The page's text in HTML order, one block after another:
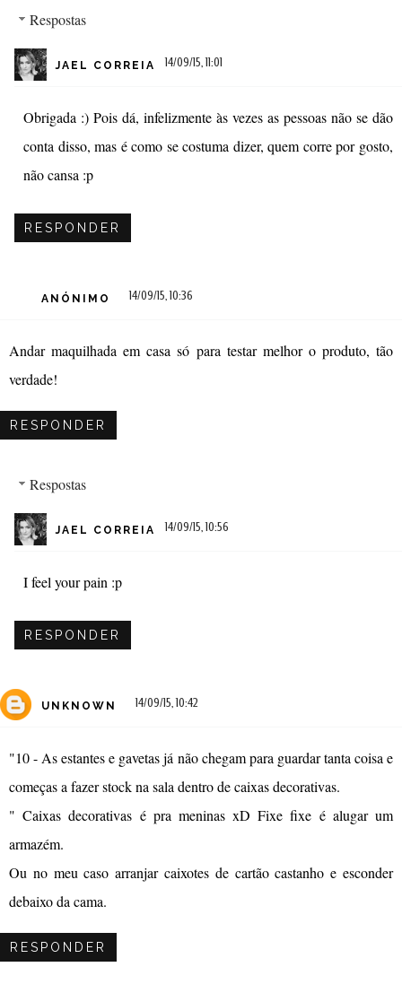
Respostas
JAEL CORREIA 14/09/15, 11:01
Obrigada :) Pois dá, infelizmente às vezes as pessoas não se dão
conta disso, mas é como se costuma dizer, quem corre por gosto,
não cansa :p
RESPONDER
ANÓNIMO 14/09/15, 10:36
Andar maquilhada em casa só para testar melhor o produto, tão
verdade!
RESPONDER
Respostas
JAEL CORREIA 14/09/15, 10:56
I feel your pain :p
RESPONDER
UNKNOWN 14/09/15, 10:42
"10 - As estantes e gavetas já não chegam para guardar tanta coisa e
começas a fazer stock na sala dentro de caixas decorativas.
" Caixas decorativas é pra meninas xD Fixe fixe é alugar um
armazém.
Ou no meu caso arranjar caixotes de cartão castanho e esconder
debaixo da cama.
RESPONDER